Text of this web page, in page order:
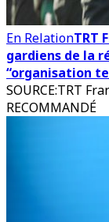
En RelationTRT
gardiens de la
“organisation
SOURCE:TRT
RECOMMANDÉ